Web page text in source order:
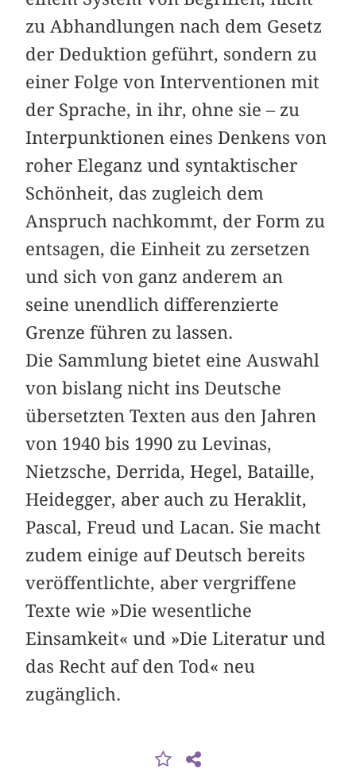
zu Abhandlungen nach dem Gesetz
der Deduktion geführt, sondern zu
einer Folge von Interventionen mit
der Sprache, in ihr, ohne sie – zu
Interpunktionen eines Denkens von
roher Eleganz und syntaktischer
Schönheit, das zugleich dem
Anspruch nachkommt, der Form zu
entsagen, die Einheit zu zersetzen
und sich von ganz anderem an
seine unendlich differenzierte
Grenze führen zu lassen.
Die Sammlung bietet eine Auswahl
von bislang nicht ins Deutsche
übersetzten Texten aus den Jahren
von 1940 bis 1990 zu Levinas,
Nietzsche, Derrida, Hegel, Bataille,
Heidegger, aber auch zu Heraklit,
Pascal, Freud und Lacan. Sie macht
zudem einige auf Deutsch bereits
veröffentlichte, aber vergriffene
Texte wie »Die wesentliche
Einsamkeit« und »Die Literatur und
das Recht auf den Tod« neu
zugänglich.